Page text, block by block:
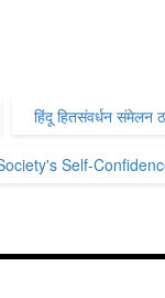
हिंदू हितसंवर्धन संमेलन
Self-